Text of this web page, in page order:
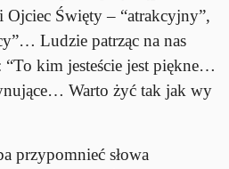
Święty – “atrakcyjny”,
Ludzie patrząc na nas
kim jesteście jest piękne…
Warto żyć tak jak wy
przypomnieć słowa